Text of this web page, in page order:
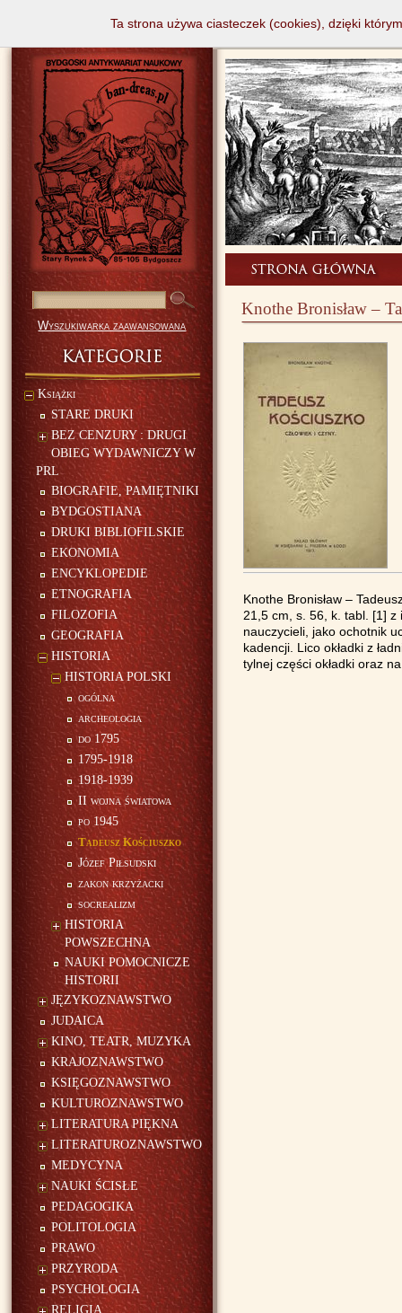
Wyszukiwarka zaawansowana
Książki
STARE DRUKI
BEZ CENZURY : DRUGI
OBIEG WYDAWNICZY W
PRL
BIOGRAFIE, PAMIĘTNIKI
BYDGOSTIANA
DRUKI BIBLIOFILSKIE
EKONOMIA
ENCYKLOPEDIE
ETNOGRAFIA
FILOZOFIA
GEOGRAFIA
HISTORIA
HISTORIA POLSKI
ogólna
archeologia
do 1795
1795-1918
1918-1939
II wojna światowa
po 1945
Tadeusz Kościuszko
Józef Piłsudski
zakon krzyżacki
socrealizm
HISTORIA
POWSZECHNA
NAUKI POMOCNICZE
HISTORII
JĘZYKOZNAWSTWO
JUDAICA
KINO, TEATR, MUZYKA
KRAJOZNAWSTWO
KSIĘGOZNAWSTWO
KULTUROZNAWSTWO
LITERATURA PIĘKNA
LITERATUROZNAWSTWO
MEDYCYNA
NAUKI ŚCISŁE
PEDAGOGIKA
POLITOLOGIA
PRAWO
PRZYRODA
PSYCHOLOGIA
RELIGIA
Knothe Bronisław –
Knothe Bronisław –
21,5 cm, s. 56, k. tabl. [1] z
nauczycieli, jako ochotnik
kadencji. Lico okładki z
tylnej części okładki oraz
Ta strona używa ciasteczek (cookies), dzięki